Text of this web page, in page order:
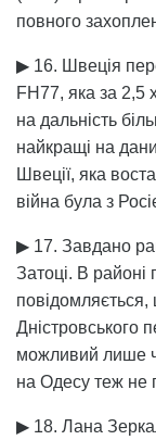
повного
▶ 16. Швеція
FH77, яка за 2,5
на дальність
найкращі на
Швеції, яка
війна була з
▶ 17. Завдано
Затоці. В
повідомляється,
Дністровського
можливий лише
на Одесу теж не
▶ 18. Лана